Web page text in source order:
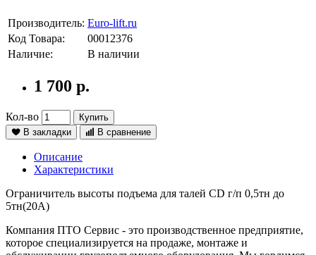
Производитель: Euro-lift.ru
Код Товара:
00012376
Наличие:
В наличии
1 700 р.
Кол-во
Купить
В закладки
В сравнение
Описание
Характеристики
Ограничитель высоты подъема для талей CD г/п 0,5тн до
5тн(20А)
Компания ПТО Сервис - это производственное предприятие,
которое специализируется на продаже, монтаже и